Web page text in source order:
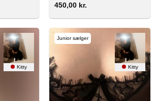
450,00 kr.
Kitty
Junior sælger
Kitty